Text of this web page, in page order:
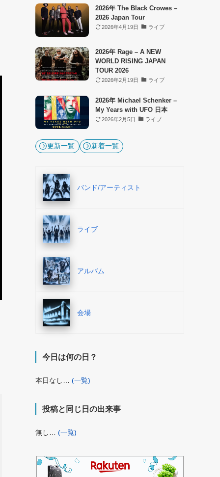
2026年 The Black Crowes –
2026 Japan Tour
2026年4月19日 ライブ
2026年 Rage – A NEW
WORLD RISING JAPAN
TOUR 2026
2026年2月19日 ライブ
2026年 Michael Schenker –
My Years with UFO 日本
2026年2月5日 ライブ
更新一覧 新着一覧
バンド/アーティスト
ライブ
アルバム
会場
今日は何の日？
本日なし… (一覧)
投稿と同じ日の出来事
無し… (一覧)